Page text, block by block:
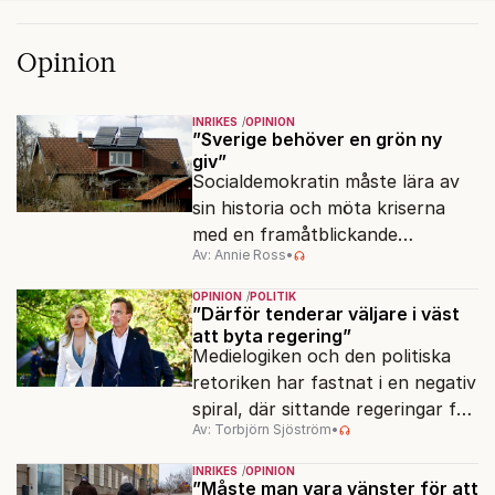
Opinion
INRIKES OPINION
”Sverige behöver en grön ny
giv”
Socialdemokratin måste lära av
sin historia och möta kriserna
med en framåtblickande
strukturpolitik för att göra
Sverige långsiktigt hållbart,
jämlikt och kriståligt.
Av: Annie Ross•
OPINION POLITIK
”Därför tenderar väljare i väst
att byta regering”
Medielogiken och den politiska
retoriken har fastnat i en negativ
spiral, där sittande regeringar får
klä skott för sådant som går
dåligt.
Av: Torbjörn Sjöström•
INRIKES OPINION
”Måste man vara vänster för att